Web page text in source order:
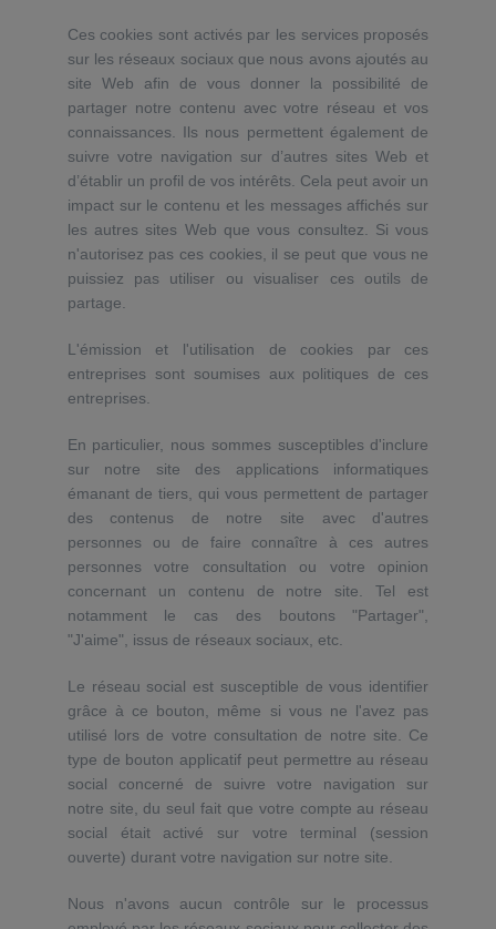
Ces cookies sont activés par les services proposés
sur les réseaux sociaux que nous avons ajoutés au
site Web afin de vous donner la possibilité de
partager notre contenu avec votre réseau et vos
connaissances. Ils nous permettent également de
suivre votre navigation sur d’autres sites Web et
d’établir un profil de vos intérêts. Cela peut avoir un
impact sur le contenu et les messages affichés sur
les autres sites Web que vous consultez. Si vous
n'autorisez pas ces cookies, il se peut que vous ne
puissiez pas utiliser ou visualiser ces outils de
partage.
L'émission et l'utilisation de cookies par ces
entreprises sont soumises aux politiques de ces
entreprises.
En particulier, nous sommes susceptibles d'inclure
sur notre site des applications informatiques
émanant de tiers, qui vous permettent de partager
des contenus de notre site avec d'autres
personnes ou de faire connaître à ces autres
personnes votre consultation ou votre opinion
concernant un contenu de notre site. Tel est
notamment le cas des boutons "Partager",
"J'aime", issus de réseaux sociaux, etc.
Le réseau social est susceptible de vous identifier
grâce à ce bouton, même si vous ne l'avez pas
utilisé lors de votre consultation de notre site. Ce
type de bouton applicatif peut permettre au réseau
social concerné de suivre votre navigation sur
notre site, du seul fait que votre compte au réseau
social était activé sur votre terminal (session
ouverte) durant votre navigation sur notre site.
Nous n'avons aucun contrôle sur le processus